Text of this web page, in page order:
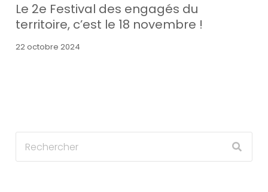
Le 2e Festival des engagés du
territoire, c’est le 18 novembre !
22 octobre 2024